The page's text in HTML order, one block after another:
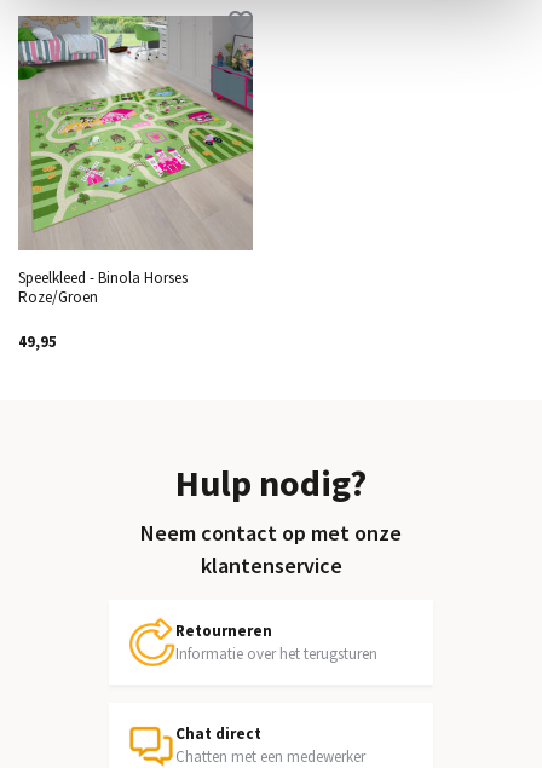
Speelkleed - Binola Horses
Roze/Groen
49,95
Hulp nodig?
Neem contact op met onze
klantenservice
Retourneren
Informatie over het terugsturen
Chat direct
Chatten met een medewerker